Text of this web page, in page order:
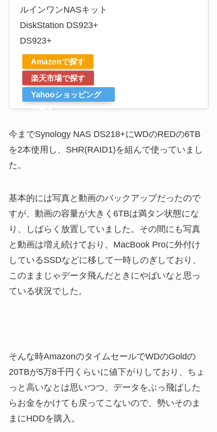
ルインワンNASキット
DiskStation DS923+
DS923+
Amazonで探す
楽天市場で探す
Yahooショッピング
で探す
今までSynology NAS DS218+にWDのREDの6TB
を2本使用し、SHR(RAID1)を組んで使っていまし
た。
基本的には写真と動画のバックアップだったので
すが、動画の容量が大きく6TBは満タン状態にな
り、しばらく放置していました。その間にも写真
と動画は増え続けており、MacBook Proに外付け
しているSSDなどに移して一時しのぎしており、
このままじゃデータ飛んだときにやばいなと思っ
ている状況でした。
そんな時AmazonのタイムセールでWDのGoldの
20TBが5万8千円くらいに値下がりしており、ちょ
っと高いなとは思いつつ、データをぶっ飛ばした
らお金をかけても戻ってこないので、勢いそのま
まにHDDを購入。